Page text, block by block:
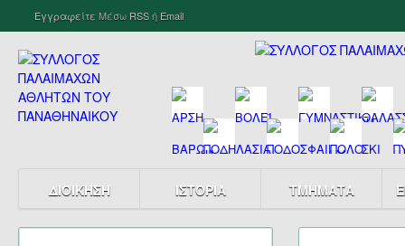
Εγγραφείτε Μέσω RSSή Email
ΔΙΟΙΚΗΣΗ ΙΣΤΟΡΙΑ ΤΜΗΜΑΤΑ